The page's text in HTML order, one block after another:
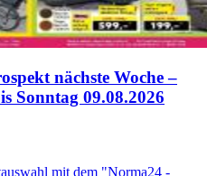
nächste Woche –
Sonntag 09.08.2026
mit dem "Norma24 -